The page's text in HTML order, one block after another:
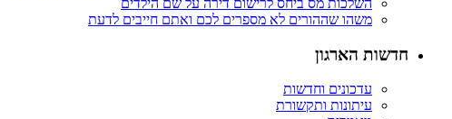
משהו שההורים לא מספרים לכם ואתם חייבים לדעת
חדשות הארגון
עדכונים וחדשות
עיתונות ותקשורת